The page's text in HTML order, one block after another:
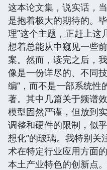
这本论文集，说实话，
是抱着极大的期待的。
理”这个主题，正赶上这
想着总能从中窥见一些
案。然而，读完之后，
像是一份详尽的、不同
编”，而不是一部系统性
著。其中几篇关于频谱
模型固然严谨，但放到
调整和硬件的限制，似
想化”的玻璃。我特别关
术在特定行业应用方面
本土产业特色的创新点